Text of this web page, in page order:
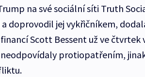
na své sociální síti Truth
doprovodil jej vykřičníkem,
Scott Bessent už ve čtvrtek
neodpovídaly protiopatřením,